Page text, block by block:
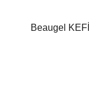
Beaugel